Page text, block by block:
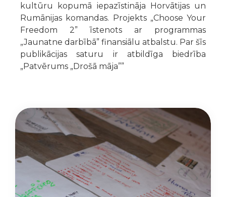
kultūru kopumā iepazīstināja Horvātijas un
Rumānijas komandas. Projekts „Choose Your
Freedom 2” īstenots ar programmas
„Jaunatne darbībā” finansiālu atbalstu. Par šīs
publikācijas saturu ir atbildīga biedrība
„Patvērums „Drošā māja””